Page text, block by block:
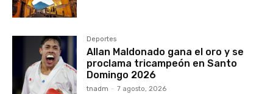
Deportes
Allan Maldonado gana el oro y se
proclama tricampeón en Santo
Domingo 2026
tnadm - 7 agosto, 2026